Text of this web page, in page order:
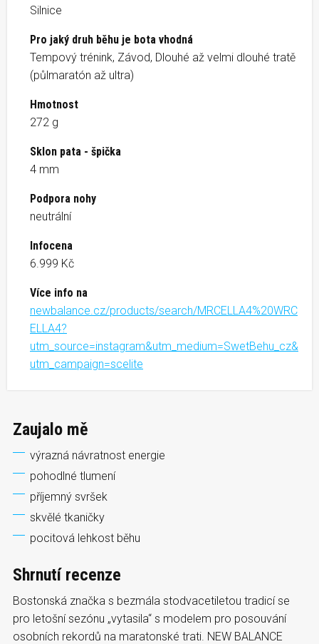
Silnice
Pro jaký druh běhu je bota vhodná
Tempový trénink, Závod, Dlouhé až velmi dlouhé tratě
(půlmaratón až ultra)
Hmotnost
272 g
Sklon pata - špička
4 mm
Podpora nohy
neutrální
Infocena
6.999 Kč
Více info na
newbalance.cz/products/search/MRCELLA4%20WRC
ELLA4?
utm_source=instagram&utm_medium=SwetBehu_cz&
utm_campaign=scelite
Zaujalo mě
výrazná návratnost energie
pohodlné tlumení
příjemný svršek
skvělé tkaničky
pocitová lehkost běhu
Shrnutí recenze
Bostonská značka s bezmála stodvacetiletou tradicí se
pro letošní sezónu „vytasila“ s modelem pro posouvání
osobních rekordů na maratonské trati. NEW BALANCE